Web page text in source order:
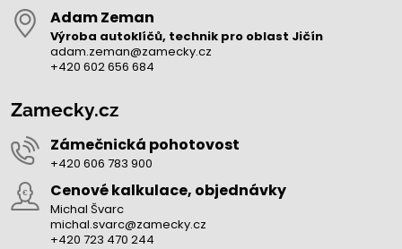
Adam Zeman
Výroba autoklíčů, technik pro oblast Jičín
adam.zeman@zamecky.cz
+420 602 656 684
Zamecky.cz
Zámečnická pohotovost
+420 606 783 900
Cenové kalkulace, objednávky
Michal Švarc
michal.svarc@zamecky.cz
+420 723 470 244